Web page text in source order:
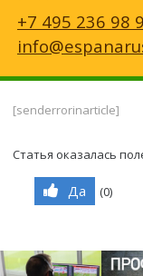
+7 495 236 98
[senderrorinarticle]
Статья оказалась
Да (0)